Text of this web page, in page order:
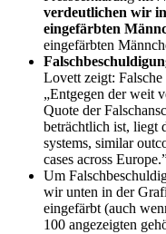
verdeutlichen wir
eingefärbten
eingefärbten
Lovett zeigt:
„Entgegen der weit
Quote der
beträchtlich ist, liegt
systems, similar
cases across
Um
wir unten in der
eingefärbt (auch
100 angezeigten